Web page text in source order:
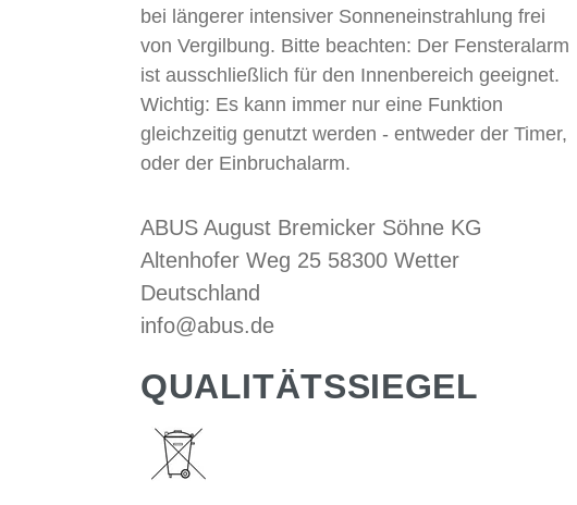
bei längerer intensiver Sonneneinstrahlung frei
von Vergilbung. Bitte beachten: Der Fensteralarm
ist ausschließlich für den Innenbereich geeignet.
Wichtig: Es kann immer nur eine Funktion
gleichzeitig genutzt werden - entweder der Timer,
oder der Einbruchalarm.
ABUS August Bremicker Söhne KG
Altenhofer Weg 25 58300 Wetter
Deutschland
info@abus.de
QUALITÄTSSIEGEL